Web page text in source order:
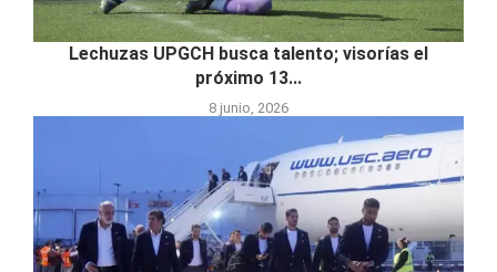
Lechuzas UPGCH busca talento; visorías el
próximo 13...
8 junio, 2026